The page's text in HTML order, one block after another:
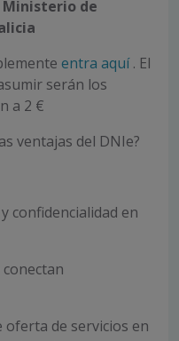
Ministerio de
entra aquí. El
serán los
a 2 €
ventajas del DNIe?
confidencialidad en
conectan
oferta de servicios en